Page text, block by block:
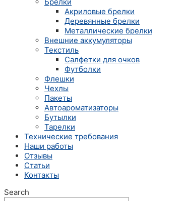
Акриловые брелки
Деревянные брелки
Металлические брелки
Внешние аккумуляторы
Текстиль
Салфетки для очков
Футболки
Флешки
Чехлы
Пакеты
Автоароматизаторы
Бутылки
Тарелки
Технические требования
Наши работы
Отзывы
Статьи
Контакты
Search